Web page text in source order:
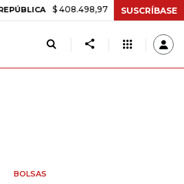
$ 408.498,97 +$ 8.753,81 +2,19%
SUSCRÍBASE
BOLSAS